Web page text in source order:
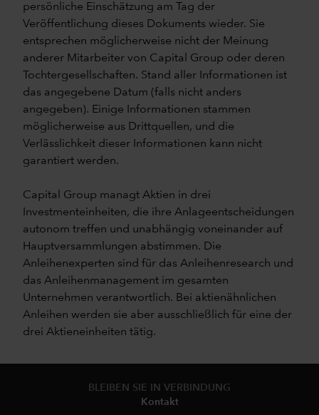
persönliche Einschätzung am Tag der
Veröffentlichung dieses Dokuments wieder. Sie
entsprechen möglicherweise nicht der Meinung
anderer Mitarbeiter von Capital Group oder deren
Tochtergesellschaften. Stand aller Informationen ist
das angegebene Datum (falls nicht anders
angegeben). Einige Informationen stammen
möglicherweise aus Drittquellen, und die
Verlässlichkeit dieser Informationen kann nicht
garantiert werden.
Capital Group managt Aktien in drei
Investmenteinheiten, die ihre Anlageentscheidungen
autonom treffen und unabhängig voneinander auf
Hauptversammlungen abstimmen. Die
Anleihenexperten sind für das Anleihenresearch und
das Anleihenmanagement im gesamten
Unternehmen verantwortlich. Bei aktienähnlichen
Anleihen werden sie aber ausschließlich für eine der
drei Aktieneinheiten tätig.
BLEIBEN SIE IN VERBINDUNG
Kontakt